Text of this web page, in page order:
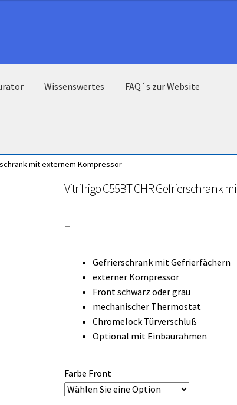
Wissenswertes FAQ´s zur Website
mit externem Kompressor
Vitrifrigo C55BT CHR Gefrierschrank
–Preisspanne:
bis
3.300,00 €
Gefrierschrank mit Gefrierfächern
externer Kompressor
Front schwarz oder grau
mechanischer Thermostat
Chromelock Türverschluß
Optional mit Einbaurahmen
Farbe Front